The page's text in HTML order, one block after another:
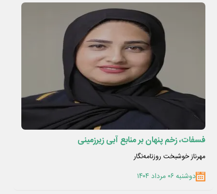
فسفات، زخم پنهان بر منابع آبی زیرزمینی
مهرناز خوشبخت روزنامه‌نگار
دوشنبه ۰۶ مرداد ۱۴۰۴